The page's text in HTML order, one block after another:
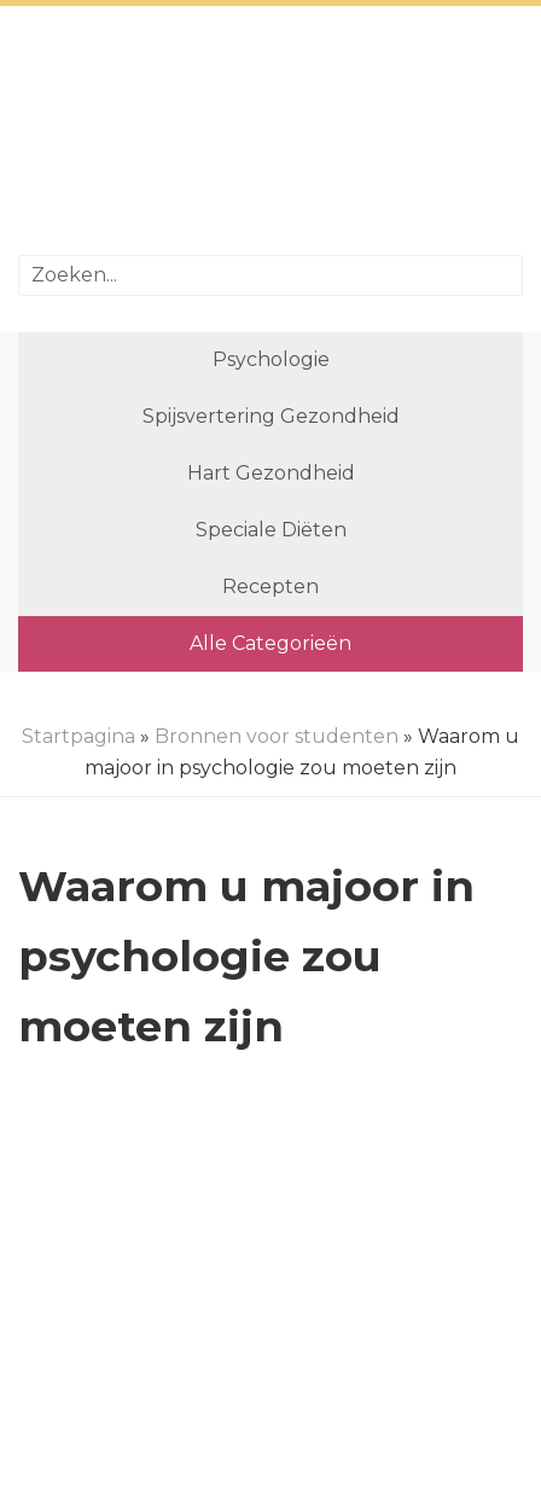
Psychologie
Spijsvertering Gezondheid
Hart Gezondheid
Speciale Diëten
Recepten
Alle Categorieën
Startpagina » Bronnen voor studenten » Waarom u
majoor in psychologie zou moeten zijn
Waarom u majoor in
psychologie zou
moeten zijn